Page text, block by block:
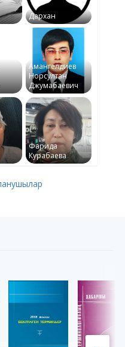
Дархан
Амангелдиев
Норсултан
Джумабаевич
Фарида
Курабаева